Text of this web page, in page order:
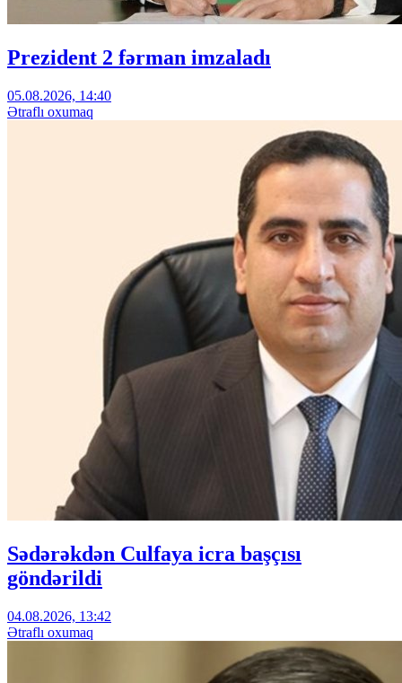
Prezident 2 fərman imzaladı
05.08.2026, 14:40
Ətraflı oxumaq
Sədərəkdən Culfaya icra başçısı
göndərildi
04.08.2026, 13:42
Ətraflı oxumaq